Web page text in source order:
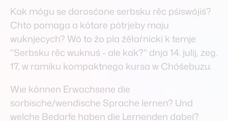
Mitmachen
sobu cyniś
Hintergrund
wěźenje
Kak mógu se dorosćone serbsku rěc pśiswójiś?
Chto pomaga a kótare pótrjeby maju
wuknjecych? Wó to źo pla źěłaŕnicki k temje
"Serbsku rěc wuknuś - ale kak?" dnja 14. julij, zeg.
17, w ramiku kompaktnego kursa w Chóśebuzu.
Wie können Erwachsene die
sorbische/wendische Sprache lernen? Und
welche Bedarfe haben die Lernenden dabei?